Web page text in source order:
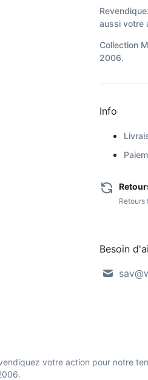
aussi votre
Collection
2006.
Info
Retours
Besoin
votre action pour notre